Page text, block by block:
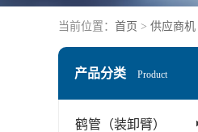
当前位置： 首页 > 供应商机
产品分类 Product
鹤管（装卸臂）